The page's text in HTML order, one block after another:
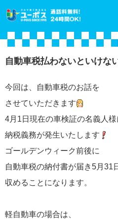
自動車税払わないといけな
今回は、自動車税のお話を
させていただきます
4月1日現在の車検証の名義人様
納税義務が発生いたします
ゴールデンウィーク前後に
自動車税の納付書が届き5月31
収めることになります。
軽自動車の場合は、